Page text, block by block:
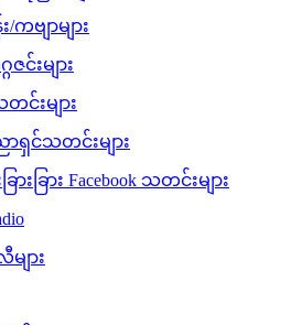
ားခြား Facebook သတင်းများ
ျား
ေဠိ
ာက်ခြင်း